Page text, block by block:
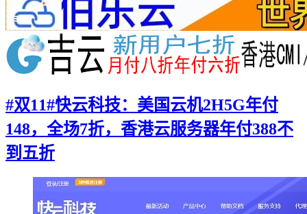
#双11#快云科技：美国云机2H5G年付
148，全场7折，香港云服务器年付388不
到五折